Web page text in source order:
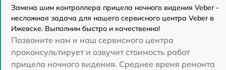
Замена шим контроллера прицела ночного видения Veber -
несложная задача для нашего сервисного центра Veber в
Ижевске. Выполним быстро и качественно!
Позвоните нам и наш сервисного центра
проконсультирует и озвучит стоимость работ
прицела ночного видения. Среднее время ремонта